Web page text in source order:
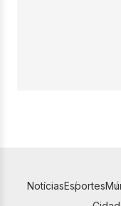
NotíciasEsportes